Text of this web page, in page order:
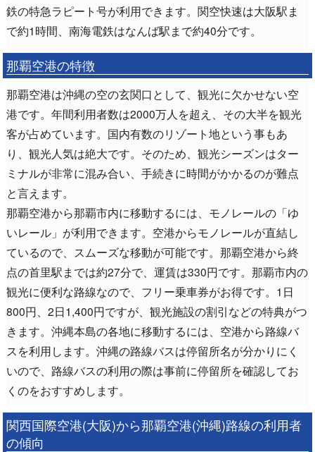
鉄の特急ラピート号が利用できます。関空快速は大阪駅ま
で約1時間、南海電鉄はなんば駅まで約40分です。
那覇空港の特徴
那覇空港は沖縄の空の玄関口として、観光に欠かせない空
港です。年間利用者数は2000万人を超え、その大半を観光
客が占めています。国内有数のリゾート地という事もあ
り、観光人気は絶大です。そのため、観光シーズンはター
ミナルが非常に混み合い、手続きに時間がかかるのが難点
と言えます。
那覇空港から那覇市内に移動するには、モノレールの「ゆ
いレール」が利用できます。空港からモノレールが直結し
ているので、スムーズな移動が可能です。那覇空港から終
点の首里駅までは約27分で、運賃は330円です。那覇市内の
観光に便利な路線なので、フリー乗車券がお得です。1日
800円、2日1,400円ですが、観光施設の割引などの特典がつ
きます。沖縄本島の各地に移動するには、空港から路線バ
スを利用します。沖縄の路線バスは停留所名が分かりにく
いので、路線バスの利用の際は事前に停留所を確認してお
くのをおすすめします。
関西国際空港(大阪)から那覇空港(沖縄)路線の利用者
の傾向